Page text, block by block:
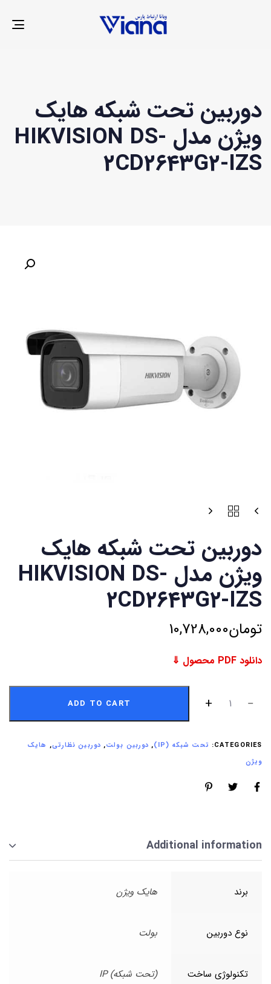
دوربین تحت شبکه هایک
ویژن مدل HIKVISION DS-
2CD2643G2-IZS
دوربین تحت شبکه هایک
ویژن مدل HIKVISION DS-
2CD2643G2-IZS
تومان10,728,000
دانلود PDF محصول ⇓
ADD TO CART
CATEGORIES: تحت شبکه (IP) , دوربین بولت, دوربین نظارتی, هایک
ویژن
Additional information
برند هایک ویژن
نوع دوربین بولت
تکنولوژی ساخت (تحت شبکه) IP